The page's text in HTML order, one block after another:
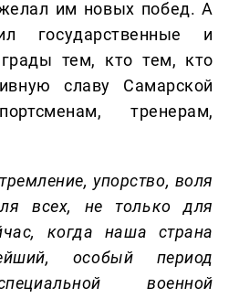
им новых побед. А
государственные и
тем, кто тем, кто
славу Самарской
тренерам,
упорство, воля
всех, не только для
когда наша страна
особый период
военной